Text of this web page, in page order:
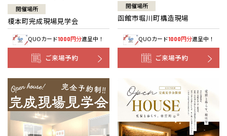
開催場所
榎本町完成現場見学会
QUOカード1000円分進呈中！
ご来場予約
開催場所
函館市堀川町構造現場
QUOカード1000円分進呈中！
ご来場予約